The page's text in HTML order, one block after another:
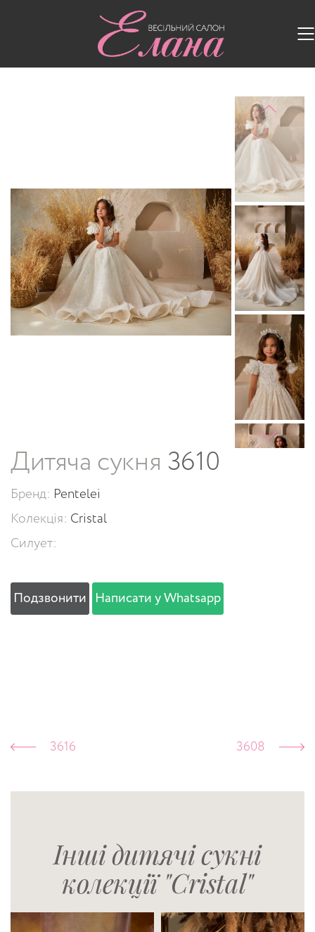
Дитячі сукні/Дитяча сукня 3610
Дитяча сукня 3610
Бренд: Pentelei
Колекція: Cristal
Силует:
Подзвонити Написати у Whatsapp
3616 3608
Інші дитячі сукні
колекції "Cristal"